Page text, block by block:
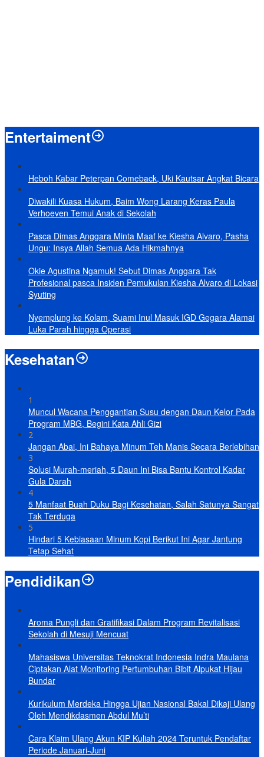
Entertaiment
Heboh Kabar Peterpan Comeback, Uki Kautsar Angkat Bicara
Diwakili Kuasa Hukum, Baim Wong Larang Keras Paula
Verhoeven Temui Anak di Sekolah
Pasca Dimas Anggara Minta Maaf ke Kiesha Alvaro, Pasha
Ungu: Insya Allah Semua Ada Hikmahnya
Okie Agustina Ngamuk! Sebut Dimas Anggara Tak
Profesional pasca Insiden Pemukulan Kiesha Alvaro di Lokasi
Syuting
Nyemplung ke Kolam, Suami Inul Masuk IGD Gegara Alamai
Luka Parah hingga Operasi
Kesehatan
1
Muncul Wacana Penggantian Susu dengan Daun Kelor Pada
Program MBG, Begini Kata Ahli Gizi
2
Jangan Abai, Ini Bahaya Minum Teh Manis Secara Berlebihan
3
Solusi Murah-meriah, 5 Daun Ini Bisa Bantu Kontrol Kadar
Gula Darah
4
5 Manfaat Buah Duku Bagi Kesehatan, Salah Satunya Sangat
Tak Terduga
5
Hindari 5 Kebiasaan Minum Kopi Berikut Ini Agar Jantung
Tetap Sehat
Pendidikan
Aroma Pungli dan Gratifikasi Dalam Program Revitalisasi
Sekolah di Mesuji Mencuat
Mahasiswa Universitas Teknokrat Indonesia Indra Maulana
Ciptakan Alat Monitoring Pertumbuhan Bibit Alpukat Hijau
Bundar
Kurikulum Merdeka Hingga Ujian Nasional Bakal Dikaji Ulang
Oleh Mendikdasmen Abdul Mu’ti
Cara Klaim Ulang Akun KIP Kuliah 2024 Teruntuk Pendaftar
Periode Januari-Juni